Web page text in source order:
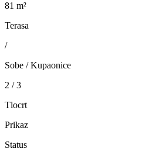
81 m²
Terasa
/
Sobe / Kupaonice
2 / 3
Tlocrt
Prikaz
Status